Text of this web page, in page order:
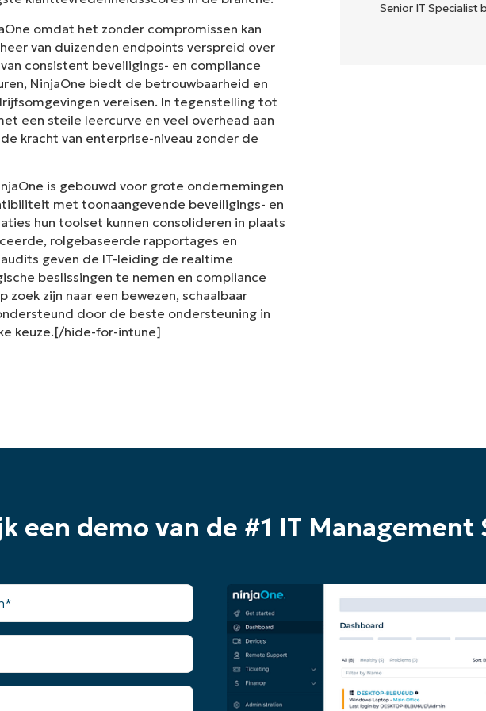
omdat het zonder compromissen kan
van duizenden endpoints verspreid over
consistent beveiligings- en compliance
NinjaOne biedt de betrouwbaarheid en
vereisen. In tegenstelling tot
een steile leercurve en veel overhead aan
kracht van enterprise-niveau zonder de
is gebouwd voor grote ondernemingen
met toonaangevende beveiligings- en
hun toolset kunnen consolideren in plaats
rolgebaseerde rapportages en
geven de IT-leiding de realtime
beslissingen te nemen en compliance
zoek zijn naar een bewezen, schaalbaar
door de beste ondersteuning in
keuze.[/hide-for-intune]
Senior IT Specialist
een demo van de #1 IT Management